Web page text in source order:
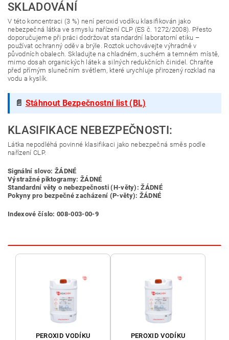
SKLADOVÁNÍ
V této koncentraci (3 %) není peroxid vodíku klasifikován jako
nebezpečná látka ve smyslu nařízení CLP (ES č. 1272/2008). Přesto
doporučujeme při práci dodržovat standardní laboratorní etiku –
používat ochranný oděv a brýle. Roztok uchovávejte výhradně v
původních obalech. Skladujte na chladném, suchém a temném místě,
mimo dosah organických látek a silných redukčních činidel. Chraňte
před přímým slunečním světlem, které urychluje přirozený rozklad na
vodu a kyslík.
📄 Stáhnout Bezpečnostní list (BL)
KLASIFIKACE NEBEZPEČNOSTI:
Látka nepodléhá povinné klasifikaci jako nebezpečná směs podle
nařízení CLP.
Signální slovo: ŽÁDNÉ
Výstražné piktogramy: ŽÁDNÉ
Standardní věty o nebezpečnosti (H-věty): ŽÁDNÉ
Pokyny pro bezpečné zacházení (P-věty): ŽÁDNÉ
Indexové číslo: 008-003-00-9
PEROXID VODÍKU
PEROXID VODÍKU